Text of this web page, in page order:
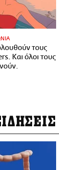
τους
Και όλοι τους